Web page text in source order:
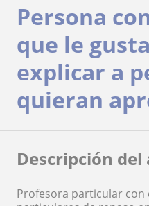
Persona
que le
explicar a
quieran
Descripción
Profesora particular con